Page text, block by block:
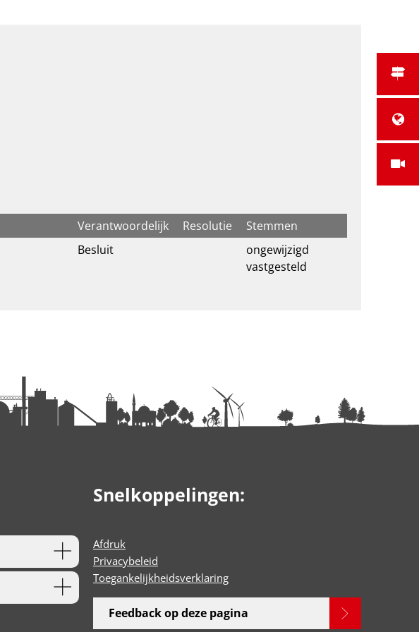
Verantwoordelijk Resolutie
Stemmen
Besluit
ongewijzigd
vastgesteld
Snelkoppelingen:
Afdruk
Privacybeleid
Toegankelijkheidsverklaring
Feedback op deze pagina